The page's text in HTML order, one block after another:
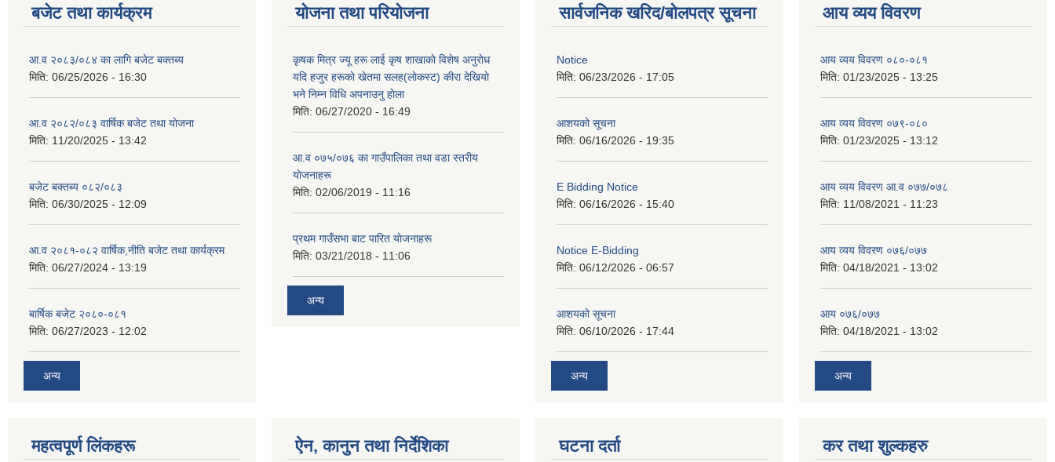
बजेट तथा कार्यक्रम
आ.व २०८३/०८४ का लागि बजेट बक्तब्य
मिति: 06/25/2026 - 16:30
आ.व २०८२/०८३ वार्षिक बजेट तथा योजना
मिति: 11/20/2025 - 13:42
बजेट बक्तब्य ०८२/०८३
मिति: 06/30/2025 - 12:09
आ.व २०८१-०८२ वार्षिक,नीति बजेट तथा कार्यक्रम
मिति: 06/27/2024 - 13:19
बार्षिक बजेट २०८०-०८१
मिति: 06/27/2023 - 12:02
अन्य
योजना तथा परियोजना
कृषक मित्र ज्यू हरू लाई कृष शाखाकाे विशेष अनुराेध
यदि हजुर हरूकाे खेतमा सलह(लाेकस्ट) कीरा देखियाे
भने निम्न विधि अपनाउनु हाेला
मिति: 06/27/2020 - 16:49
आ‍.व ०७५/०७६ का गाउँपालिका तथा वडा स्तरीय
याेजनाहरू
मिति: 02/06/2019 - 11:16
प्रथम गाउँसभा बाट पारित याेजनाहरू
मिति: 03/21/2018 - 11:06
अन्य
सार्वजनिक खरिद/बोलपत्र सूचना
Notice
मिति: 06/23/2026 - 17:05
आशयको सूचना
मिति: 06/16/2026 - 19:35
E Bidding Notice
मिति: 06/16/2026 - 15:40
Notice E-Bidding
मिति: 06/12/2026 - 06:57
आशयको सूचना
मिति: 06/10/2026 - 17:44
अन्य
आय व्यय विवरण
आय व्यय विवरण ०८०-०८१
मिति: 01/23/2025 - 13:25
आय व्यय विवरण ०७९-०८०
मिति: 01/23/2025 - 13:12
आय व्यय विवरण आ.व ०७७/०७८
मिति: 11/08/2021 - 11:23
आय व्यय विवरण ०७६/०७७
मिति: 04/18/2021 - 13:02
आय ०७६/०७७
मिति: 04/18/2021 - 13:02
अन्य
महत्वपूर्ण लिंकहरू ऐन, कानुन तथा निर्देशिका घटना दर्ता कर तथा शुल्कहरु